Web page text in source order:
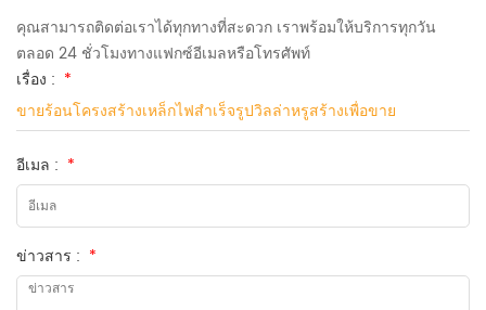
คุณสามารถติดต่อเราได้ทุกทางที่สะดวก เราพร้อมให้บริการทุกวัน
ตลอด 24 ชั่วโมงทางแฟกซ์อีเมลหรือโทรศัพท์
เรื่อง : *
ขายร้อนโครงสร้างเหล็กไฟสำเร็จรูปวิลล่าหรูสร้างเพื่อขาย
อีเมล : *
ข่าวสาร : *